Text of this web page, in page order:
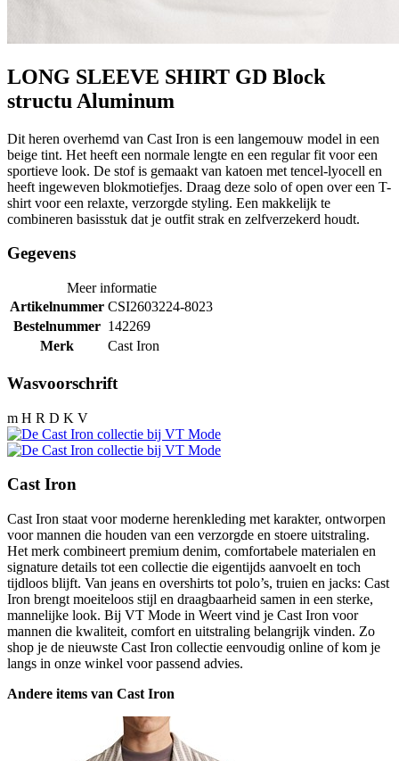
LONG SLEEVE SHIRT GD Block
structu Aluminum
Dit heren overhemd van Cast Iron is een langemouw model in een
beige tint. Het heeft een normale lengte en een regular fit voor een
sportieve look. De stof is gemaakt van katoen met tencel-lyocell en
heeft ingeweven blokmotiefjes. Draag deze solo of open over een T-
shirt voor een relaxte, verzorgde styling. Een makkelijk te
combineren basisstuk dat je outfit strak en zelfverzekerd houdt.
Gegevens
Meer informatie
Artikelnummer CSI2603224-8023
Bestelnummer 142269
Merk
Cast Iron
Wasvoorschrift
m H R D K V
Cast Iron
Cast Iron staat voor moderne herenkleding met karakter, ontworpen
voor mannen die houden van een verzorgde en stoere uitstraling.
Het merk combineert premium denim, comfortabele materialen en
signature details tot een collectie die eigentijds aanvoelt en toch
tijdloos blijft. Van jeans en overshirts tot polo’s, truien en jacks: Cast
Iron brengt moeiteloos stijl en draagbaarheid samen in een sterke,
mannelijke look. Bij VT Mode in Weert vind je Cast Iron voor
mannen die kwaliteit, comfort en uitstraling belangrijk vinden. Zo
shop je de nieuwste Cast Iron collectie eenvoudig online of kom je
langs in onze winkel voor passend advies.
Andere items van Cast Iron